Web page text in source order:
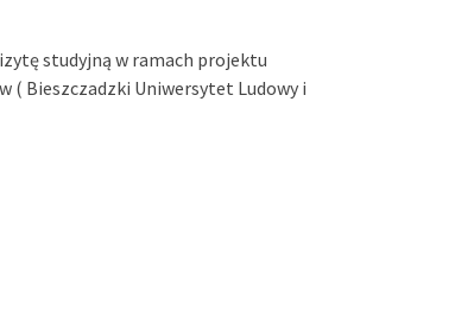
studyjną w ramach projektu
( Bieszczadzki Uniwersytet Ludowy i